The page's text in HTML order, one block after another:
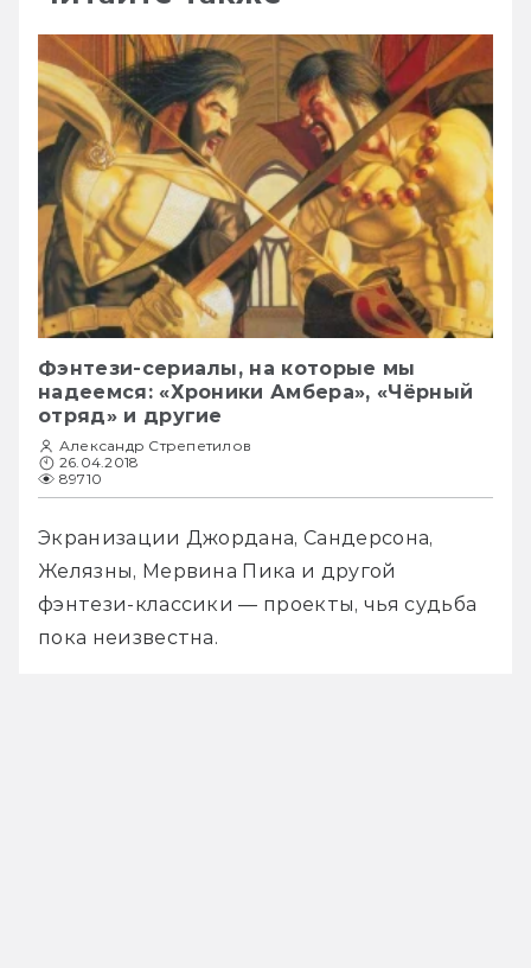
Фэнтези-сериалы, на которые мы
надеемся: «Хроники Амбера», «Чёрный
отряд» и другие
Александр Стрепетилов
26.04.2018
89710
Экранизации Джордана, Сандерсона,
Желязны, Мервина Пика и другой
фэнтези-классики — проекты, чья судьба
пока неизвестна.